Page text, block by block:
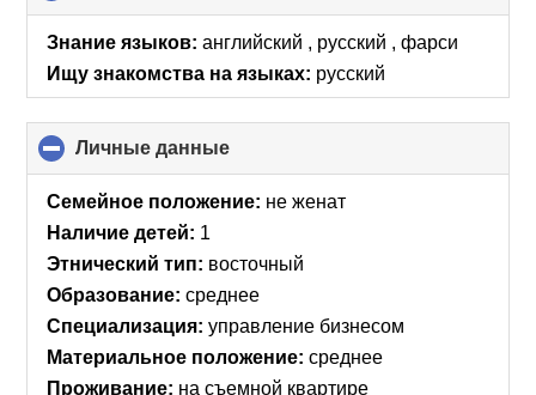
to
collapse
contents
Знание языков: английский , русский , фарси
Ищу знакомства на языках: русский
Личные данные
to
collapse
Семейное положение: не женат
Наличие детей: 1
Этнический тип: восточный
Образование: среднее
Специализация: управление бизнесом
Материальное положение: среднее
Проживание: на съемной квартире